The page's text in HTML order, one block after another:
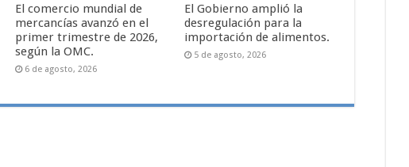
El comercio mundial de
mercancías avanzó en el
primer trimestre de 2026,
según la OMC.
6 de agosto, 2026
El Gobierno amplió la
desregulación para la
importación de alimentos.
5 de agosto, 2026